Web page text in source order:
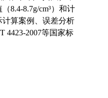
8.4-8.7g/cm³）和计
算案例、误差分析
4423-2007等国家标